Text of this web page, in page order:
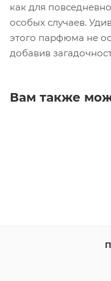
как для
особых случаев.
этого парфюма не
добавив
Вам также